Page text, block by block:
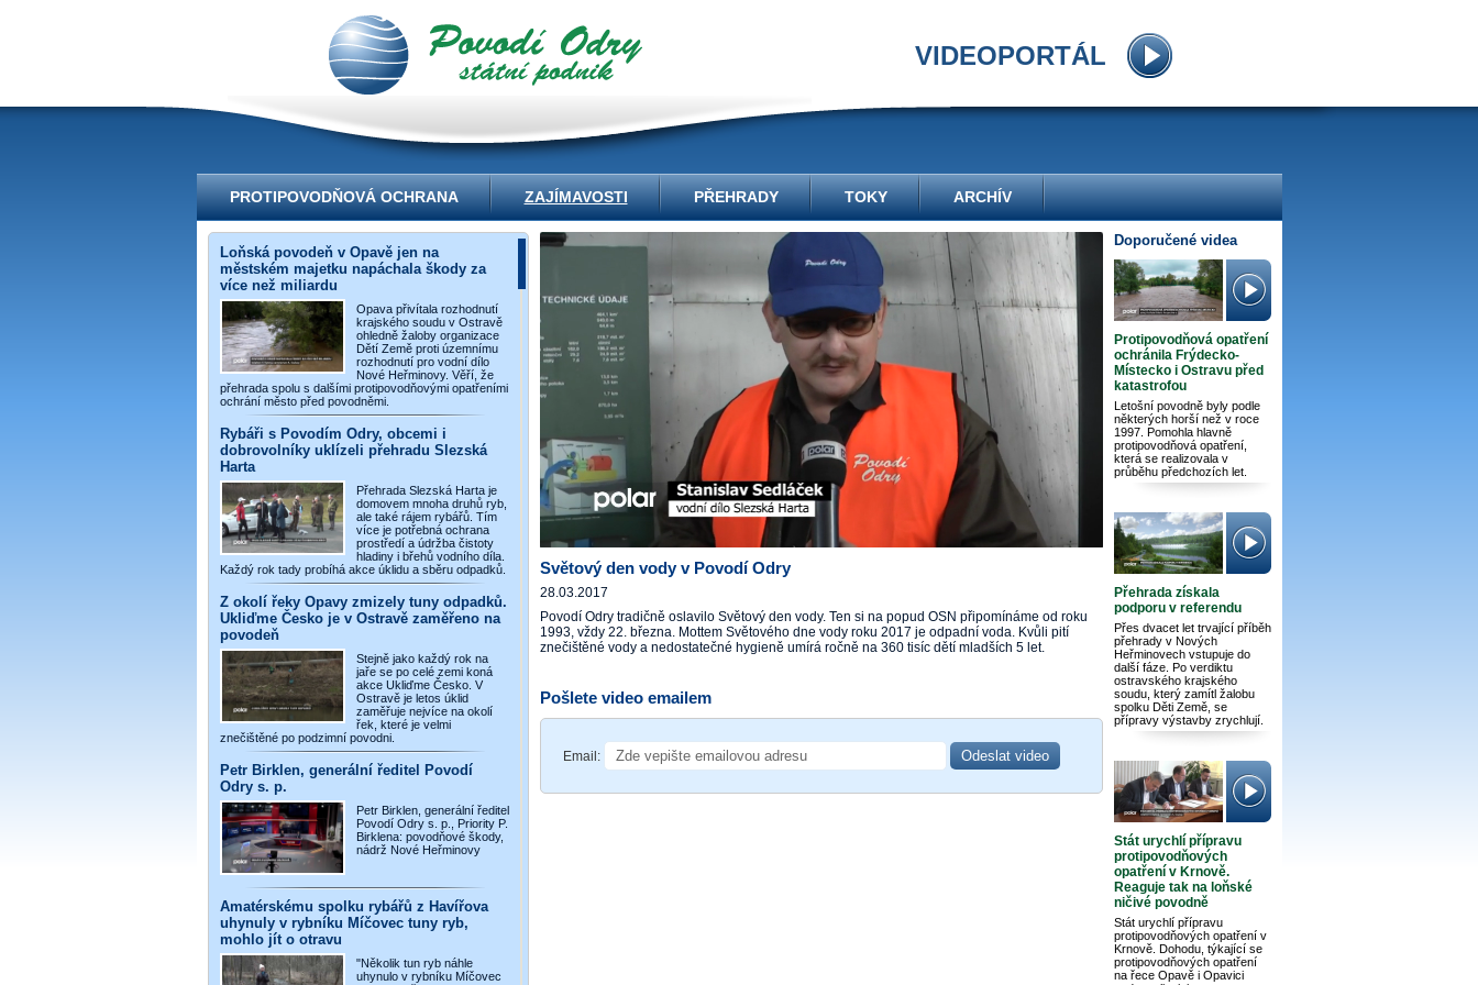
VIDEOPORTÁL
PROTIPOVODŇOVÁ OCHRANA ZAJÍMAVOSTI PŘEHRADY TOKY ARCHÍV
Loňská povodeň v Opavě jen na
městském majetku napáchala škody za
více než miliardu
Opava přivítala rozhodnutí
krajského soudu v Ostravě
ohledně žaloby organizace
Dětí Země proti územnímu
rozhodnutí pro vodní dílo
Nové Heřminovy. Věří, že
přehrada spolu s dalšími protipovodňovými opatřeními
ochrání město před povodněmi.
Rybáři s Povodím Odry, obcemi i
dobrovolníky uklízeli přehradu Slezská
Harta
Přehrada Slezská Harta je
domovem mnoha druhů ryb,
ale také rájem rybářů. Tím
více je potřebná ochrana
prostředí a údržba čistoty
hladiny i břehů vodního díla.
Každý rok tady probíhá akce úklidu a sběru odpadků.
Z okolí řeky Opavy zmizely tuny odpadků.
Ukliďme Česko je v Ostravě zaměřeno na
povodeň
Stejně jako každý rok na
jaře se po celé zemi koná
akce Ukliďme Česko. V
Ostravě je letos úklid
zaměřuje nejvíce na okolí
řek, které je velmi
znečištěné po podzimní povodni.
Petr Birklen, generální ředitel Povodí
Odry s. p.
Petr Birklen, generální ředitel
Povodí Odry s. p., Priority P.
Birklena: povodňové škody,
nádrž Nové Heřminovy
Amatérskému spolku rybářů z Havířova
uhynuly v rybníku Míčovec tuny ryb,
mohlo jít o otravu
"Několik tun ryb náhle
uhynulo v rybníku Míčovec
Světový den vody v Povodí Odry
28.03.2017
Povodí Odry tradičně oslavilo Světový den vody. Ten si na popud OSN připomínáme od roku
1993, vždy 22. března. Mottem Světového dne vody roku 2017 je odpadní voda. Kvůli pití
znečištěné vody a nedostatečné hygieně umírá ročně na 360 tisíc dětí mladších 5 let.
Pošlete video emailem
Email:
Doporučené videa
Protipovodňová opatření
ochránila Frýdecko-
Místecko i Ostravu před
katastrofou
Letošní povodně byly podle
některých horší než v roce
1997. Pomohla hlavně
protipovodňová opatření,
která se realizovala v
průběhu předchozích let.
Přehrada získala
podporu v referendu
Přes dvacet let trvající příběh
přehrady v Nových
Heřminovech vstupuje do
další fáze. Po verdiktu
ostravského krajského
soudu, který zamítl žalobu
spolku Děti Země, se
přípravy výstavby zrychlují.
Stát urychlí přípravu
protipovodňových
opatření v Krnově.
Reaguje tak na loňské
ničivé povodně
Stát urychlí přípravu
protipovodňových opatření v
Krnově. Dohodu, týkající se
protipovodňových opatření
na řece Opavě i Opavici